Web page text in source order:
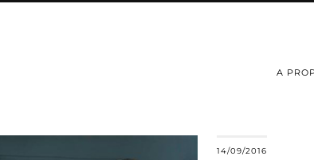
A
14/09/2016